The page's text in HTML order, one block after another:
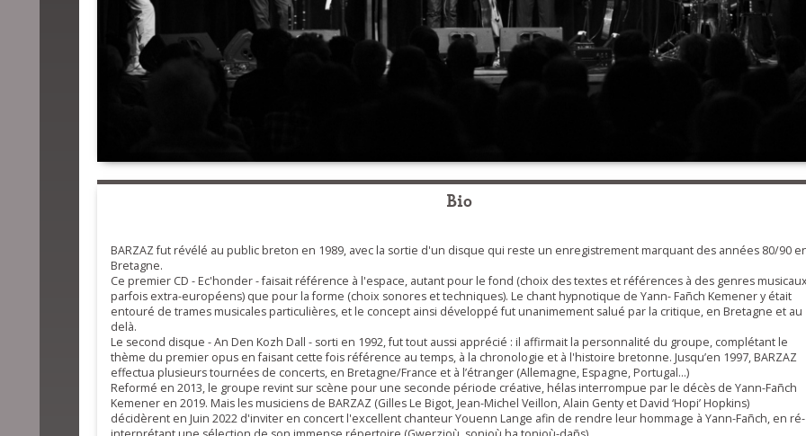
Bio
BARZAZ fut révélé au public breton en 1989, avec la sortie d'un disque qui reste un enregistrement marquant des années 80/90
Bretagne.
Ce premier CD - Ec'honder - faisait référence à l'espace, autant pour le fond (choix des textes et références à des genres
parfois extra-européens) que pour la forme (choix sonores et techniques). Le chant hypnotique de Yann- Fañch Kemener y était
entouré de trames musicales particulières, et le concept ainsi développé fut unanimement salué par la critique, en Bretagne et au
delà.
Le second disque - An Den Kozh Dall - sorti en 1992, fut tout aussi apprécié : il affirmait la personnalité du groupe, complétant le
thème du premier opus en faisant cette fois référence au temps, à la chronologie et à l'histoire bretonne. Jusqu’en 1997, BARZAZ
effectua plusieurs tournées de concerts, en Bretagne/France et à l’étranger (Allemagne, Espagne, Portugal…)
Reformé en 2013, le groupe revint sur scène pour une seconde période créative, hélas interrompue par le décès de Yann-Fañch
Kemener en 2019. Mais les musiciens de BARZAZ (Gilles Le Bigot, Jean-Michel Veillon, Alain Genty et David ‘Hopi’ Hopkins)
décidèrent en Juin 2022 d'inviter en concert l'excellent chanteur Youenn Lange afin de rendre leur hommage à Yann-Fañch, en ré-